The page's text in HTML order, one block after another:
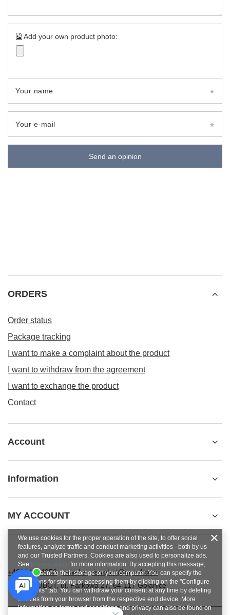
Add your own product photo:
Your name
Your e-mail
Send an opinion
ORDERS
Order status
Package tracking
I want to make a complaint about the product
I want to withdraw from the agreement
I want to exchange the product
Contact
Account
Information
MY ACCOUNT
+48784454053 pawel.superrobot@gmail.com
SUPERROBOT,ul. Parkowa 27,64-117Gołanice
We use cookies for the proper operation of the site, to offer social
features, analyze traffic and conduct marketing activities - both by us
and our Trusted Partners. Cookies are also used to personalize ads.
See privacy policy for more information. By accepting this message,
you consent to their storage on your computer. You can specify the
conditions for storing or accessing them by clicking on the "Configure
Consents" tab. You can withdraw your consent at any time by deleting
cookies from your browser from the respective end device. More
information on terms and conditions and privacy can also be found on